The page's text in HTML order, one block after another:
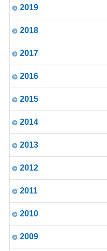
2019
2018
2017
2016
2015
2014
2013
2012
2011
2010
2009